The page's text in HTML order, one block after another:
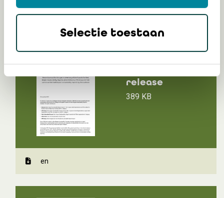
Selectie toestaan
IBR-IRE press
release
389 KB
en